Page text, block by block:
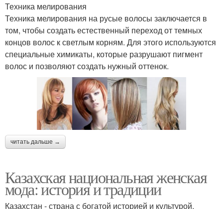
Техника мелирования
Техника мелирования на русые волосы заключается в
том, чтобы создать естественный переход от темных
концов волос к светлым корням. Для этого используются
специальные химикаты, которые разрушают пигмент
волос и позволяют создать нужный оттенок.
читать дальше →
Казахская национальная женская
мода: история и традиции
Казахстан - страна с богатой историей и культурой,